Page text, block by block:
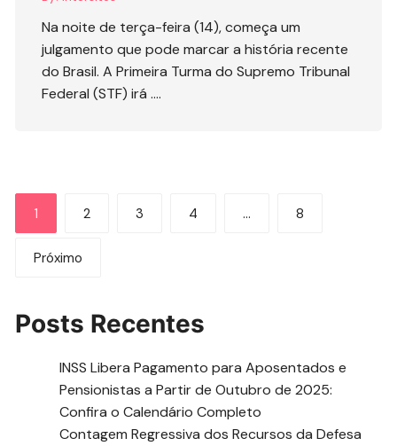
Na noite de terça-feira (14), começa um
julgamento que pode marcar a história recente
do Brasil. A Primeira Turma do Supremo Tribunal
Federal (STF) irá ….
Paginação
de
posts
1 2 3 4 … 8
Próximo
Posts Recentes
INSS Libera Pagamento para Aposentados e
Pensionistas a Partir de Outubro de 2025:
Confira o Calendário Completo
Contagem Regressiva dos Recursos da Defesa